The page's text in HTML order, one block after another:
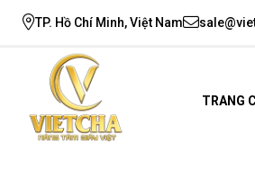
TP. Hồ Chí Minh, Việt Nam
TRANG